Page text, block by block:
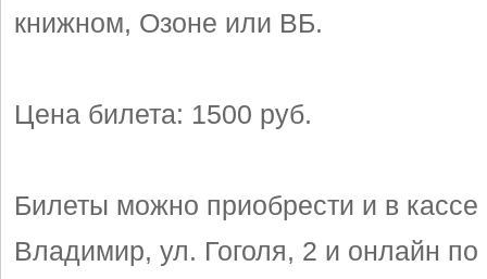
книжном, Озоне или ВБ.
Цена билета: 1500 руб.
Билеты можно приобрести и в
Владимир, ул. Гоголя, 2 и онлайн по